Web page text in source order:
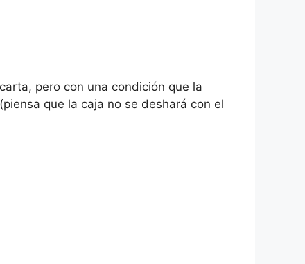
pero con una condición que la
que la caja no se deshará con el